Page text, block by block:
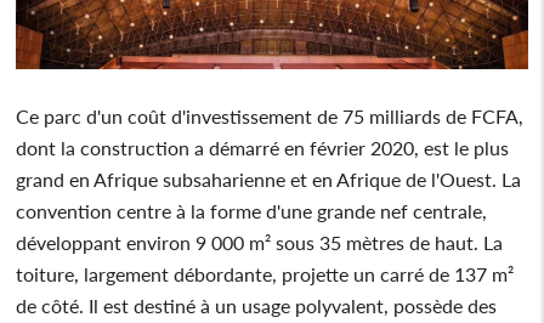
Ce parc d'un coût d'investissement de 75 milliards de FCFA,
dont la construction a démarré en février 2020, est le plus
grand en Afrique subsaharienne et en Afrique de l'Ouest. La
convention centre à la forme d'une grande nef centrale,
développant environ 9 000 m² sous 35 mètres de haut. La
toiture, largement débordante, projette un carré de 137 m²
de côté. Il est destiné à un usage polyvalent, possède des